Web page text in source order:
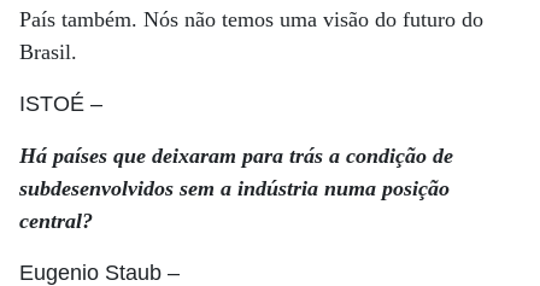
País também. Nós não temos uma visão do futuro do
Brasil.
ISTOÉ –
Há países que deixaram para trás a condição de
subdesenvolvidos sem a indústria numa posição
central?
Eugenio Staub –